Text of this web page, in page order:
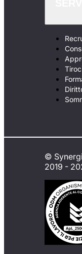
©
2019 -